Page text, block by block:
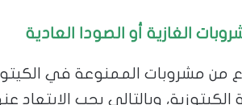
الغازية أو الصودا العادية
من مشروبات الممنوعة في
الكيتوزية، وبالتالي يجب الابتعاد